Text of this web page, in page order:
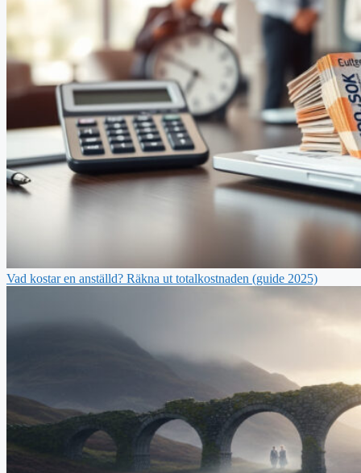
Vad kostar en anställd? Räkna ut totalkostnaden (guide 2025)